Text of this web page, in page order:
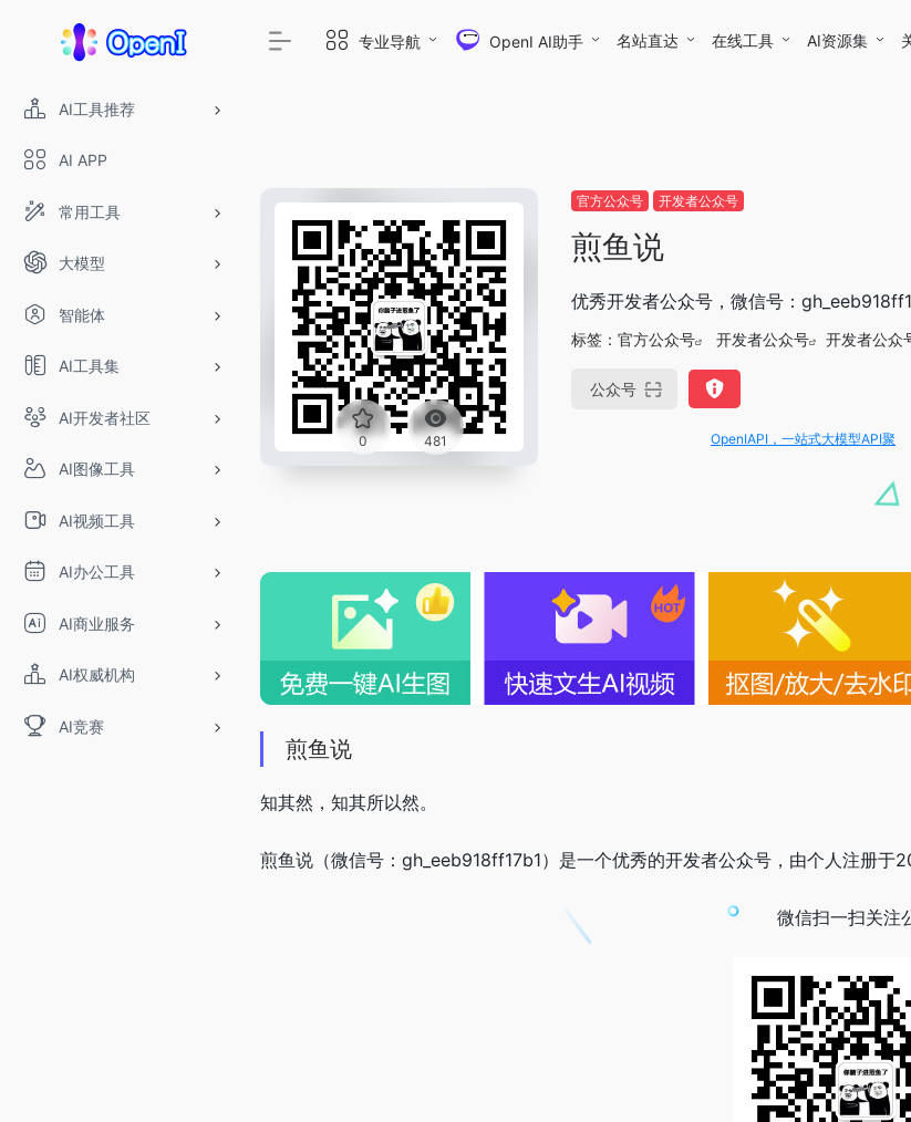
AI工具推荐
AI APP
常用工具
大模型
智能体
AI工具集
AI开发者社区
AI图像工具
AI视频工具
AI办公工具
AI商业服务
AI权威机构
AI竞赛
专业导航 OpenI AI助手 名站直达 在线工具 AI资源集
0 481
官方公众号 开发者公众号
煎鱼说
优秀开发者公众号，微信号：
标签： 官方公众号 开发者公众号 开发者公众
公众号
OpenIAPI，一站式大模型API聚合平台
煎鱼说
知其然，知其所以然。
煎鱼说（微信号：gh_eeb918ff17b1）是一个优秀的开发者公众号，由个人注册于
微信扫一扫关注